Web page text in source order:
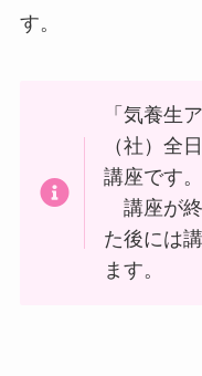
す。
「気養生
（社）全
講座です。
講座が終
た後には
ます。